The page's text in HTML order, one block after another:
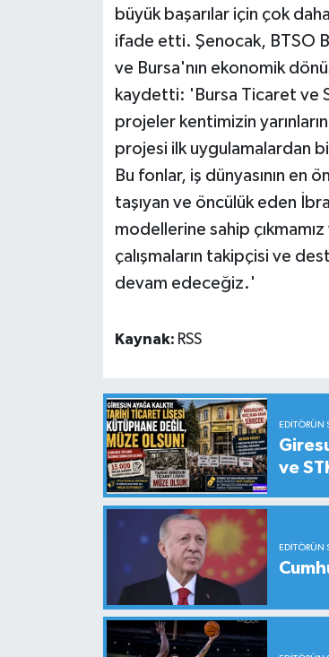
büyük başarılar için çok
ifade etti. Şenocak, BTSO
ve Bursa'nın ekonomik
kaydetti: 'Bursa Ticaret ve
projeler kentimizin
projesi ilk uygulamalardan
Bu fonlar, iş dünyasının en
taşıyan ve öncülük eden
modellerine sahip
çalışmaların takipçisi ve
devam edeceğiz.'
Kaynak: RSS
EDITÖRÜN
ve
EDITÖRÜN